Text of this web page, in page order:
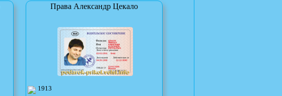
Права Александр Цекало
1913